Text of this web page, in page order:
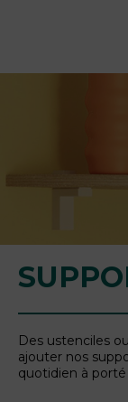
Des ustenciles
ajouter nos
quotidien à